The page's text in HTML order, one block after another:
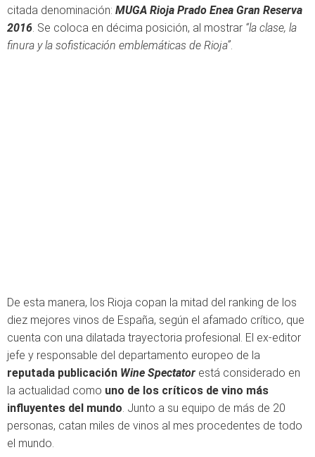
citada denominación: MUGA Rioja Prado Enea Gran Reserva
2016. Se coloca en décima posición, al mostrar “la clase, la
finura y la sofisticación emblemáticas de Rioja”.
De esta manera, los Rioja copan la mitad del ranking de los
diez mejores vinos de España, según el afamado crítico, que
cuenta con una dilatada trayectoria profesional. El ex-editor
jefe y responsable del departamento europeo de la
reputada publicación Wine Spectator está considerado en
la actualidad como uno de los críticos de vino más
influyentes del mundo. Junto a su equipo de más de 20
personas, catan miles de vinos al mes procedentes de todo
el mundo.